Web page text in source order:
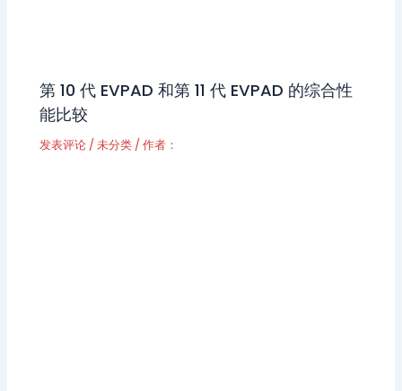
第 10 代 EVPAD 和第 11 代 EVPAD 的综合性
能比较
发表评论 /未分类 / 作者：